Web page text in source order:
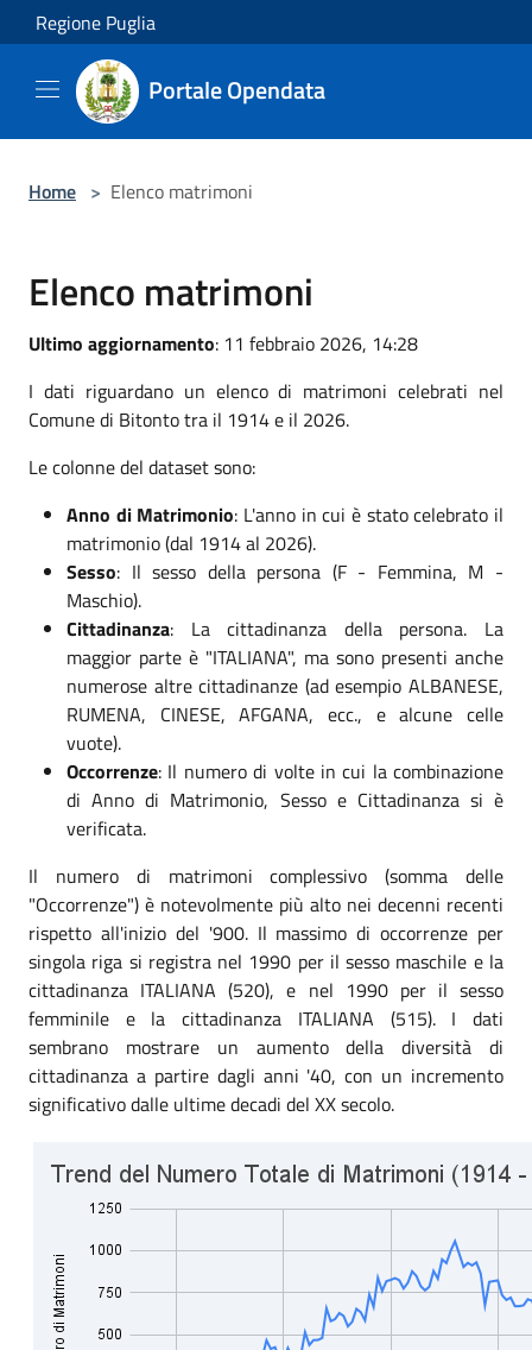
Salta al contenuto principale
Regione Puglia
Portale Opendata
Home > Elenco matrimoni
Elenco matrimoni
Ultimo aggiornamento: 11 febbraio 2026, 14:28
I dati riguardano un elenco di matrimoni celebrati nel
Comune di Bitonto tra il 1914 e il 2026.
Le colonne del dataset sono:
Anno di Matrimonio: L'anno in cui è stato celebrato il
matrimonio (dal 1914 al 2026).
Sesso: Il sesso della persona (F - Femmina, M -
Maschio).
Cittadinanza: La cittadinanza della persona. La
maggior parte è "ITALIANA", ma sono presenti anche
numerose altre cittadinanze (ad esempio ALBANESE,
RUMENA, CINESE, AFGANA, ecc., e alcune celle
vuote).
Occorrenze: Il numero di volte in cui la combinazione
di Anno di Matrimonio, Sesso e Cittadinanza si è
verificata.
Il numero di matrimoni complessivo (somma delle
"Occorrenze") è notevolmente più alto nei decenni recenti
rispetto all'inizio del '900. Il massimo di occorrenze per
singola riga si registra nel 1990 per il sesso maschile e la
cittadinanza ITALIANA (520), e nel 1990 per il sesso
femminile e la cittadinanza ITALIANA (515). I dati
sembrano mostrare un aumento della diversità di
cittadinanza a partire dagli anni '40, con un incremento
significativo dalle ultime decadi del XX secolo.